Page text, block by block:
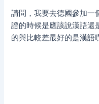
請問，我要去德國參加一
證的時候是應該說漢語還
的與比較差最好的是漢語